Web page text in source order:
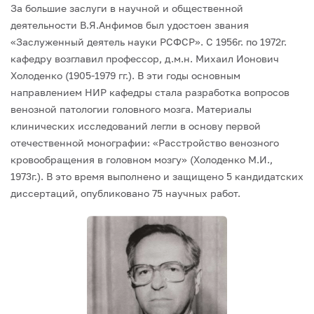
За большие заслуги в научной и общественной
деятельности В.Я.Анфимов был удостоен звания
«Заслуженный деятель науки РСФСР». С 1956г. по 1972г.
кафедру возглавил профессор, д.м.н. Михаил Ионович
Холоденко (1905-1979 гг.). В эти годы основным
направлением НИР кафедры стала разработка вопросов
венозной патологии головного мозга. Материалы
клинических исследований легли в основу первой
отечественной монографии: «Расстройство венозного
кровообращения в головном мозгу» (Холоденко М.И.,
1973г.). В это время выполнено и защищено 5 кандидатских
диссертаций, опубликовано 75 научных работ.